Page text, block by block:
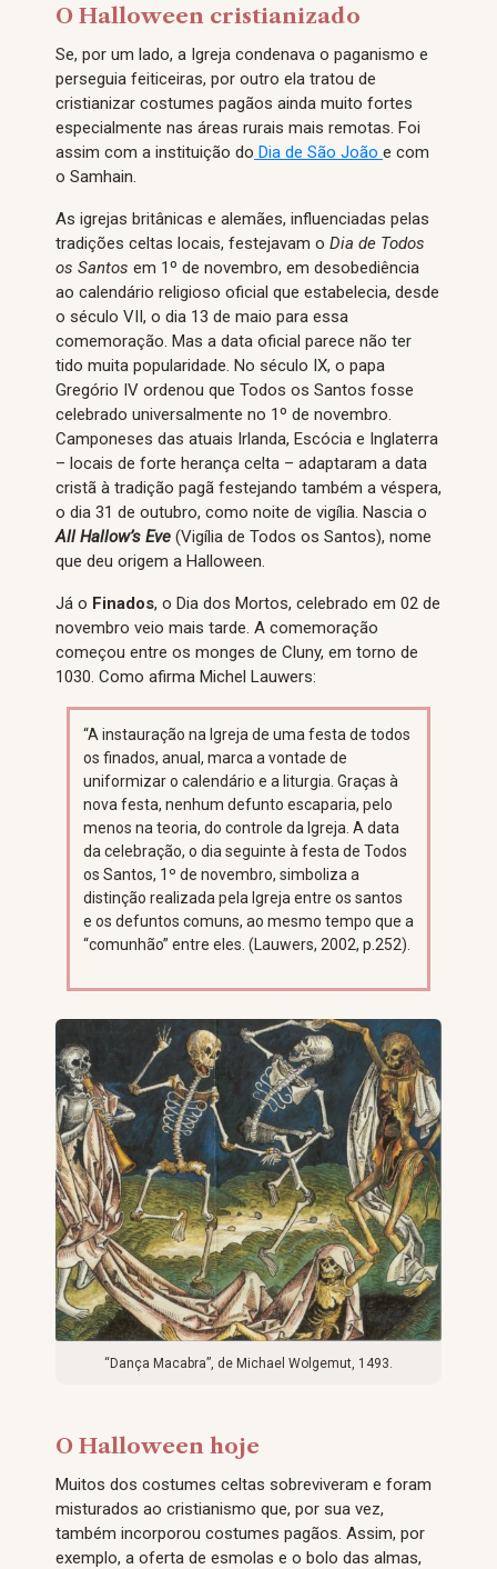
O Halloween cristianizado
Se, por um lado, a Igreja condenava o paganismo e
perseguia feiticeiras, por outro ela tratou de
cristianizar costumes pagãos ainda muito fortes
especialmente nas áreas rurais mais remotas. Foi
assim com a instituição do Dia de São João e com
o Samhain.
As igrejas britânicas e alemães, influenciadas pelas
tradições celtas locais, festejavam o Dia de Todos
os Santos em 1º de novembro, em desobediência
ao calendário religioso oficial que estabelecia, desde
o século VII, o dia 13 de maio para essa
comemoração. Mas a data oficial parece não ter
tido muita popularidade. No século IX, o papa
Gregório IV ordenou que Todos os Santos fosse
celebrado universalmente no 1º de novembro.
Camponeses das atuais Irlanda, Escócia e Inglaterra
– locais de forte herança celta – adaptaram a data
cristã à tradição pagã festejando também a véspera,
o dia 31 de outubro, como noite de vigília. Nascia o
All Hallow’s Eve (Vigília de Todos os Santos), nome
que deu origem a Halloween.
Já o Finados, o Dia dos Mortos, celebrado em 02 de
novembro veio mais tarde. A comemoração
começou entre os monges de Cluny, em torno de
1030. Como afirma Michel Lauwers:
“A instauração na Igreja de uma festa de todos
os finados, anual, marca a vontade de
uniformizar o calendário e a liturgia. Graças à
nova festa, nenhum defunto escaparia, pelo
menos na teoria, do controle da Igreja. A data
da celebração, o dia seguinte à festa de Todos
os Santos, 1º de novembro, simboliza a
distinção realizada pela Igreja entre os santos
e os defuntos comuns, ao mesmo tempo que a
“comunhão” entre eles. (Lauwers, 2002, p.252).
“Dança Macabra”, de Michael Wolgemut, 1493.
O Halloween hoje
Muitos dos costumes celtas sobreviveram e foram
misturados ao cristianismo que, por sua vez,
também incorporou costumes pagãos. Assim, por
exemplo, a oferta de esmolas e o bolo das almas,